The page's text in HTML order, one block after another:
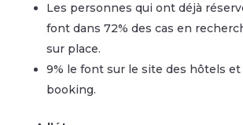
Les personnes qui ont déjà
font dans 72% des cas en
sur place.
9% le font sur le site des hôtels et
booking.